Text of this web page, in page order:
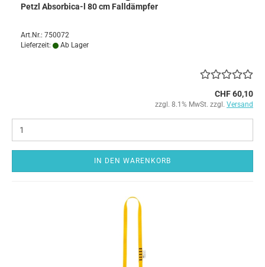
Petzl Absorbica-l 80 cm Falldämpfer
Art.Nr.: 750072
Lieferzeit:
Ab Lager
CHF 60,10
zzgl. 8.1% MwSt. zzgl. Versand
IN DEN WARENKORB